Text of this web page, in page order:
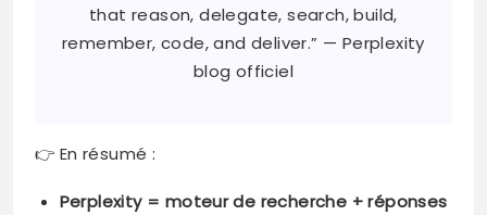
that reason, delegate, search, build,
remember, code, and deliver.” — Perplexity
blog officiel
👉 En résumé :
Perplexity = moteur de recherche + réponses